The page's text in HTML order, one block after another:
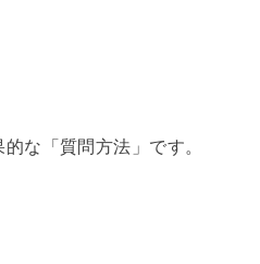
な「質問方法」です。